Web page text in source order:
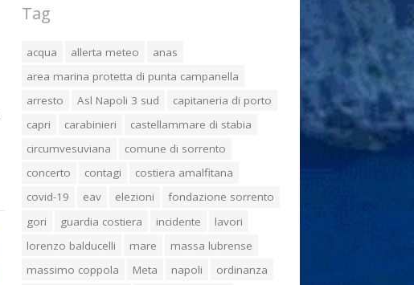
Tag
acqua allerta meteo
anas
area marina protetta di punta campanella
arresto
Asl Napoli 3 sud
capitaneria di porto
capri
carabinieri
castellammare di stabia
circumvesuviana
comune di sorrento
concerto
contagi
costiera amalfitana
covid-19
eav elezioni
fondazione sorrento
gori
guardia costiera incidente
lavori
lorenzo balducelli
mare
massa lubrense
massimo coppola
Meta napoli
ordinanza